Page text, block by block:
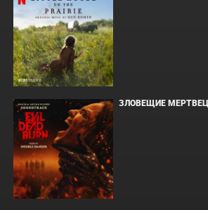
ЗЛОВЕЩИЕ